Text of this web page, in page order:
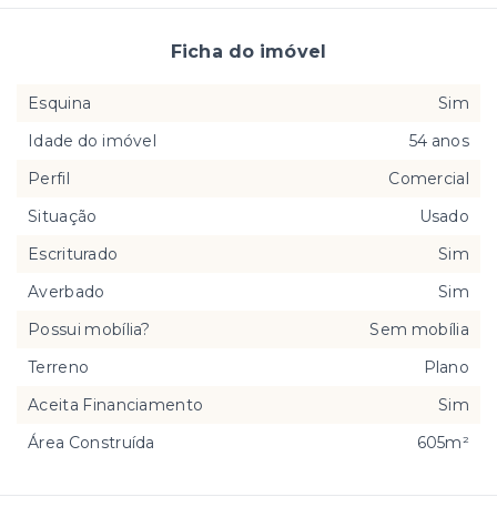
Ficha do imóvel
Esquina
Sim
Idade do imóvel
54 anos
Perfil
Comercial
Situação
Usado
Escriturado
Sim
Averbado
Sim
Possui mobília?
Sem mobília
Terreno
Plano
Aceita Financiamento
Sim
Área Construída
605m²